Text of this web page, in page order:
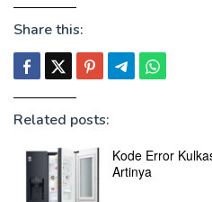
Share this:
Related posts:
Kode Error
Artinya